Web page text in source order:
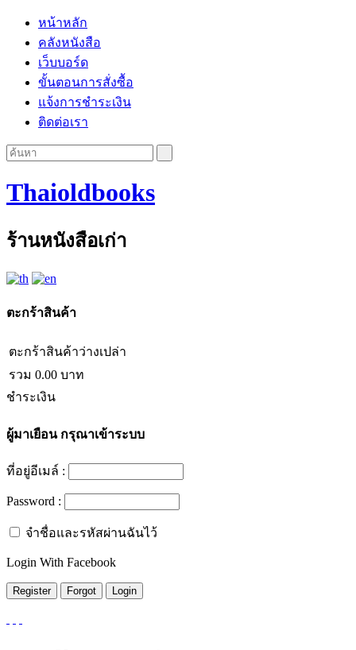
หน้าหลัก
คลังหนังสือ
เว็บบอร์ด
ขั้นตอนการสั่งซื้อ
แจ้งการชำระเงิน
ติดต่อเรา
Thaioldbooks
ร้านหนังสือเก่า
ตะกร้าสินค้า
ตะกร้าสินค้าว่างเปล่า
รวม 0.00 บาท
ชำระเงิน
ผู้มาเยือนกรุณาเข้าระบบ
ที่อยู่อีเมล์ :
Password :
จำชื่อและรหัสผ่านฉันไว้
Login With Facebook